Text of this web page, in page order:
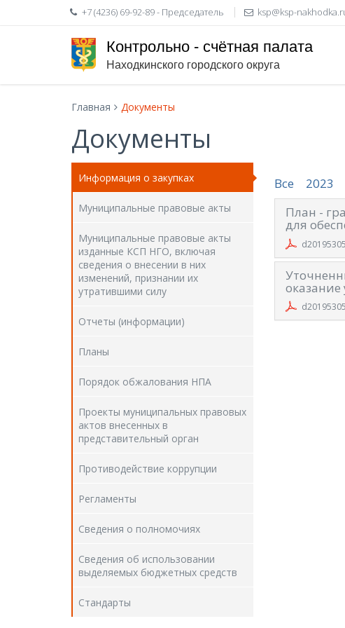
+7 (4236) 69-92-89 - Председатель ksp@ksp-
Контрольно - счётная палата
Находкинского городского округа
Главная Документы
Документы
Информация о закупках
Муниципальные правовые акты
Муниципальные правовые акты
изданные КСП НГО, включая
сведения о внесении в них
изменений, признании их
утратившими силу
Отчеты (информации)
Планы
Порядок обжалования НПА
Проекты муниципальных правовых
актов внесенных в
представительный орган
Противодействие коррупции
Регламенты
Сведения о полномочиях
Сведения об использовании
выделяемых бюджетных средств
Стандарты
Все 2023
План -
для